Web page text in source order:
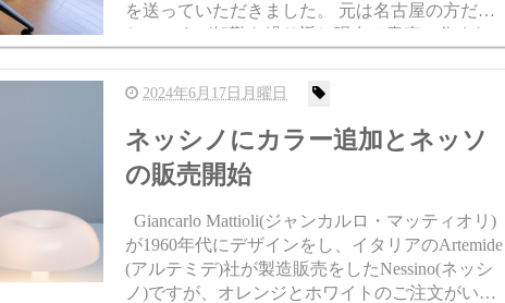
を送っていただきました。 元は名古屋の方だっ
たのですが転勤を繰り返し現在は青森に住まれ
いそうですが、...
2024年6月17日月曜日
ネッシノにカラー追加とネッソ
の販売開始
Giancarlo Mattioli(ジャンカルロ・マッティオリ)
が1960年代にデザインをし、イタリアのArtemide
(アルテミデ)社が製造販売をしたNessino(ネッシ
ノ)ですが、オレンジとホワイトのご注文がいた